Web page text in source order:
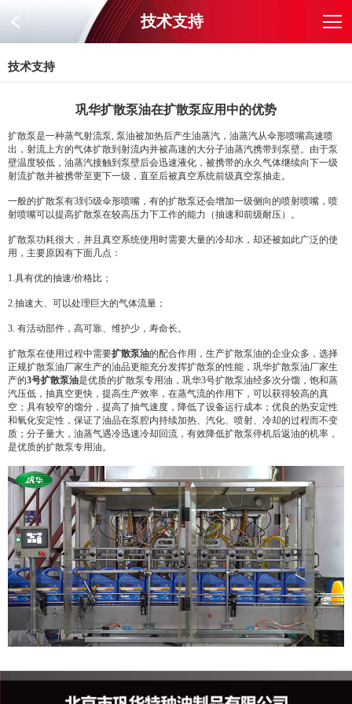
技术支持
技术支持
巩华扩散泵油在扩散泵应用中的优势
扩散泵是一种蒸气射流泵, 泵油被加热后产生油蒸汽，油蒸汽从伞形喷嘴高速喷
出，射流上方的气体扩散到射流内并被高速的大分子油蒸汽携带到泵壁。由于泵
壁温度较低，油蒸汽接触到泵壁后会迅速液化，被携带的永久气体继续向下一级
射流扩散并被携带至更下一级，直至后被真空系统前级真空泵抽走。
一般的扩散泵有3到5级伞形喷嘴，有的扩散泵还会增加一级侧向的喷射喷嘴，喷
射喷嘴可以提高扩散泵在较高压力下工作的能力（抽速和前级耐压）。
扩散泵功耗很大，并且真空系统使用时需要大量的冷却水，却还被如此广泛的使
用，主要原因有下面几点：
1.具有优的抽速/价格比；
2.抽速大、可以处理巨大的气体流量；
3. 有活动部件，高可靠、维护少，寿命长。
扩散泵在使用过程中需要扩散泵油的配合作用，生产扩散泵油的企业众多，选择
正规扩散泵油厂家生产的油品更能充分发挥扩散泵的性能，巩华扩散泵油厂家生
产的3号扩散泵油是优质的扩散泵专用油，巩华3号扩散泵油经多次分馏，饱和蒸
汽压低，抽真空更快，提高生产效率，在蒸气流的作用下，可以获得较高的真
空；具有较窄的馏分，提高了抽气速度，降低了设备运行成本；优良的热安定性
和氧化安定性，保证了油品在泵腔内持续加热、汽化、喷射、冷却的过程而不变
质；分子量大，油蒸气遇冷迅速冷却回流，有效降低扩散泵停机后返油的机率，
是优质的扩散泵专用油。